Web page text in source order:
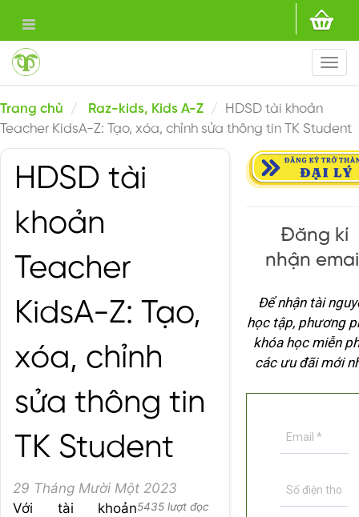
Trang chủ Raz-kids, Kids A-Z
HDSD tài khoản
Teacher KidsA-Z: Tạo, xóa, chỉnh sửa thông tin TK Student
HDSD tài
khoản
Teacher
KidsA-Z: Tạo,
xóa, chỉnh
sửa thông tin
TK Student
29 Tháng Mười Một 2023
5435 lượt đọc
Với tài khoản
Đăng kí
nhận
Để nhận tài
học tập, phương
khóa học miễn
các ưu đãi mới